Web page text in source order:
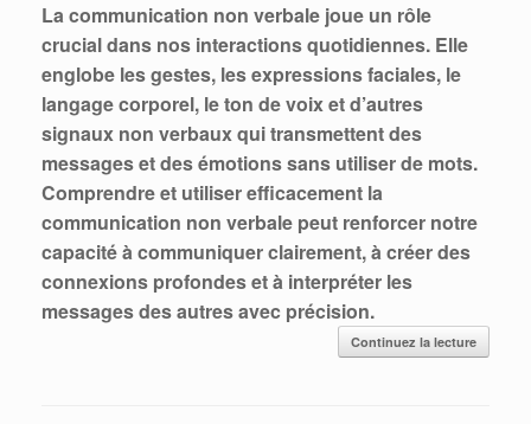
La communication non verbale joue un rôle
crucial dans nos interactions quotidiennes. Elle
englobe les gestes, les expressions faciales, le
langage corporel, le ton de voix et d’autres
signaux non verbaux qui transmettent des
messages et des émotions sans utiliser de mots.
Comprendre et utiliser efficacement la
communication non verbale peut renforcer notre
capacité à communiquer clairement, à créer des
connexions profondes et à interpréter les
messages des autres avec précision.
Continuez la lecture